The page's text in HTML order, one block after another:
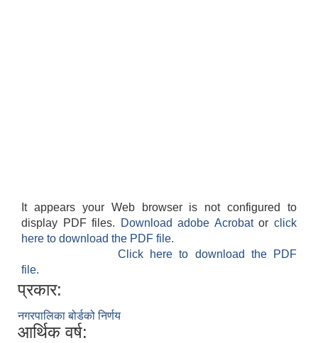
It appears your Web browser is not configured to
display PDF files.
Download adobe Acrobatorclick
here to download the PDF file.
Click here to download the PDF
file.
प्रकार:
नगरपालिका बोर्डको निर्णय
आर्थिक वर्ष: